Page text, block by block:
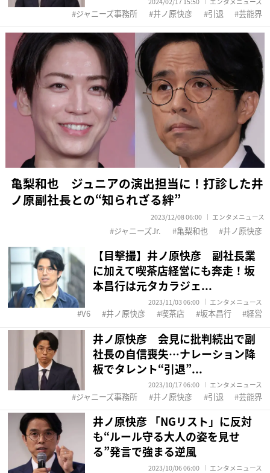
ジャニーズ事務所 井ノ原快彦 引退 芸能界
亀梨和也 ジュニアの演出担当に！打診した井
ノ原副社長との“知られざる絆”
2023/12/08 06:00 エンタメニュース
ジャニーズJr. 亀梨和也 井ノ原快彦
【目撃撮】井ノ原快彦 副社長業
に加えて喫茶店経営にも奔走！坂
本昌行は元タカラジェ...
2023/11/03 06:00 エンタメニュース
V6 井ノ原快彦 喫茶店 坂本昌行 経営
井ノ原快彦 会見に批判続出で副
社長の自信喪失…ナレーション降
板でタレント“引退”...
2023/10/17 06:00 エンタメニュース
ジャニーズ事務所 井ノ原快彦 引退 芸能界
井ノ原快彦 「NGリスト」に反対
も“ルール守る大人の姿を見せ
る”発言で強まる逆風
2023/10/06 06:00 エンタメニュース